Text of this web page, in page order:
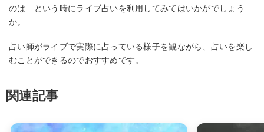
のは…という時にライブ占いを利用してみてはいかがでしょう
か。
占い師がライブで実際に占っている様子を観ながら、占いを楽し
むことができるのでおすすめです。
関連記事